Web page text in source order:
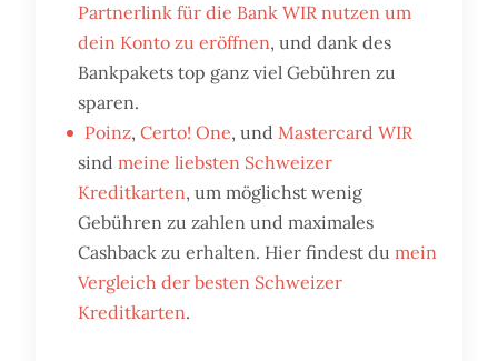
Partnerlink für die Bank WIR nutzen um
dein Konto zu eröffnen, und dank des
Bankpakets top ganz viel Gebühren zu
sparen.
Poinz,Certo! One, undMastercard WIR
sindmeine liebsten Schweizer
Kreditkarten, um möglichst wenig
Gebühren zu zahlen und maximales
Cashback zu erhalten. Hier findest dumein
Vergleich der besten Schweizer
Kreditkarten.